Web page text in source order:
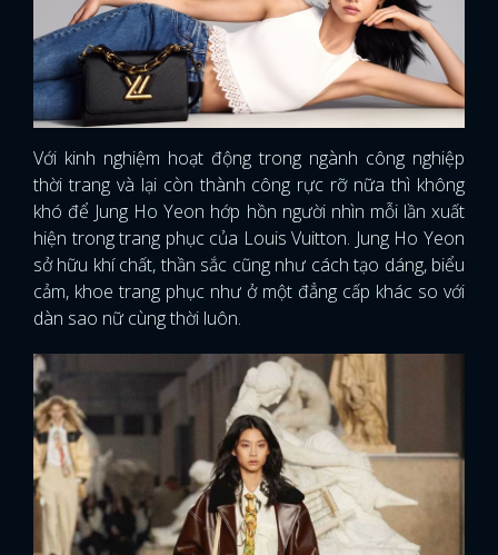
Với kinh nghiệm hoạt động trong ngành công nghiệp
thời trang và lại còn thành công rực rỡ nữa thì không
khó để Jung Ho Yeon hớp hồn người nhìn mỗi lần xuất
hiện trong trang phục của Louis Vuitton. Jung Ho Yeon
sở hữu khí chất, thần sắc cũng như cách tạo dáng, biểu
cảm, khoe trang phục như ở một đẳng cấp khác so với
dàn sao nữ cùng thời luôn.